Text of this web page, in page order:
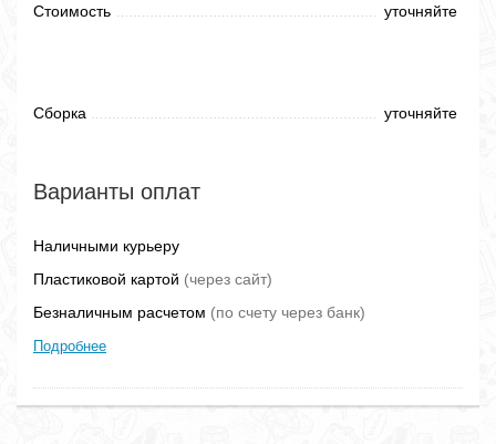
Стоимость уточняйте
Сборка уточняйте
Варианты оплат
Наличными курьеру
Пластиковой картой (через сайт)
Безналичным расчетом (по счету через банк)
Подробнее